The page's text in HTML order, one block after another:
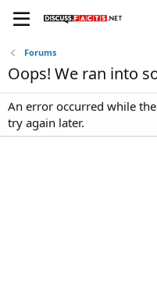
Forums
Oops! We ran into
An error occurred while
try again later.